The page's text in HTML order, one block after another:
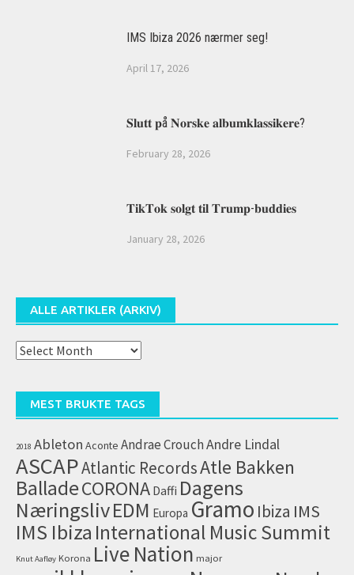
IMS Ibiza 2026 nærmer seg!
April 17, 2026
𝐒𝐥𝐮𝐭𝐭 𝐩å 𝐍𝐨𝐫𝐬𝐤𝐞 𝐚𝐥𝐛𝐮𝐦𝐤𝐥𝐚𝐬𝐬𝐢𝐤𝐞𝐫𝐞?
February 28, 2026
𝐓𝐢𝐤𝐓𝐨𝐤 𝐬𝐨𝐥𝐠𝐭 𝐭𝐢𝐥 𝐓𝐫𝐮𝐦𝐩-𝐛𝐮𝐝𝐝𝐢𝐞𝐬
January 28, 2026
ALLE ARTIKLER (ARKIV)
Alle
MEST BRUKTE TAGS
2018 Ableton Aconte Andrae CrouchAndre Lindal
ASCAPAtlantic RecordsAtle Bakken
BalladeCORONA Daffi Dagens
NæringslivEDM Europa Gramo Ibiza IMS
IMS Ibiza International Music Summit
Knut Aafløy Korona Live Nation major